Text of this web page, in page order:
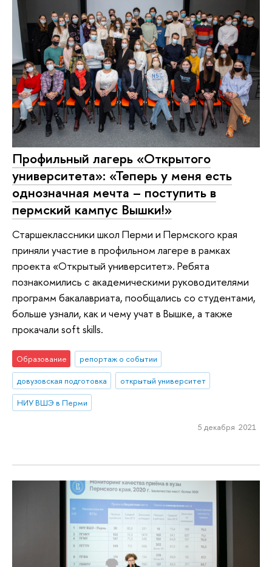
Профильный лагерь «Открытого
университета»: «Теперь у меня есть
однозначная мечта – поступить в
пермский кампус Вышки!»
Старшеклассники школ Перми и Пермского края
приняли участие в профильном лагере в рамках
проекта «Открытый университет». Ребята
познакомились с академическими руководителями
программ бакалавриата, пообщались со студентами,
больше узнали, как и чему учат в Вышке, а также
прокачали soft skills.
Образование
репортаж о событии
довузовская подготовка
открытый университет
НИУ ВШЭ в Перми
5 декабря 2021